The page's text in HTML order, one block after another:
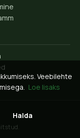
Veebilehte
Loe lisaks
Halda